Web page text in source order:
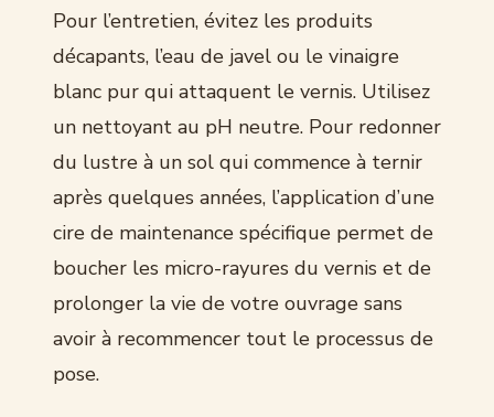
Pour l’entretien, évitez les produits
décapants, l’eau de javel ou le vinaigre
blanc pur qui attaquent le vernis. Utilisez
un nettoyant au pH neutre. Pour redonner
du lustre à un sol qui commence à ternir
après quelques années, l’application d’une
cire de maintenance spécifique permet de
boucher les micro-rayures du vernis et de
prolonger la vie de votre ouvrage sans
avoir à recommencer tout le processus de
pose.